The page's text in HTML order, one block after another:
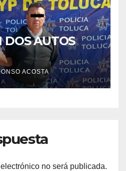
DOS AUTOS
ACOSTA
no será publicada.